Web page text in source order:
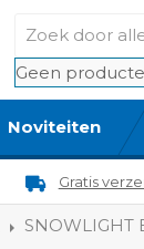
Geen
Noviteiten
Gratis
SNOWLIGHT